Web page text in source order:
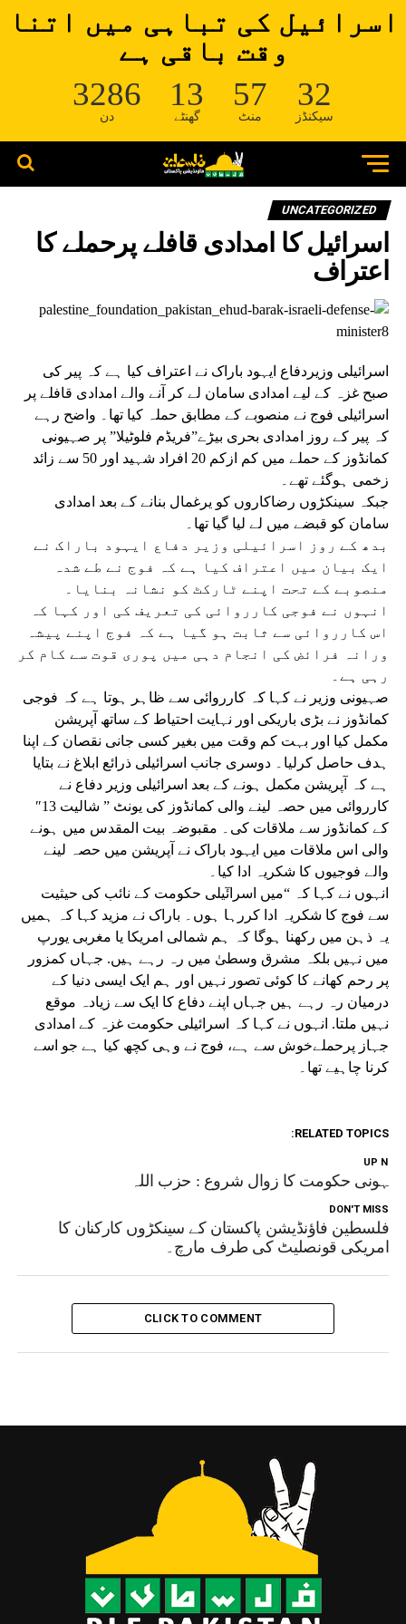
اسرائیل کی تباہی میں اتنا
وقت باقی ہے
3286
دن
13
گھنٹے
57
منٹ
32
سیکنڈز
UNCATEGORIZED
اسرائیل کا امدادی قافلے پرحملے کا
اعتراف
اسرائیلی وزیردفاع ایہود باراک نے اعتراف کیا ہے کہ پیر کی
صبح غزہ کے لیے امدادی سامان لے کر آنے والے امدادی قافلے پر
اسرائیلی فوج نے منصوبے کے مطابق حملہ کیا تھا۔ واضح رہے
کہ پیر کے روز امدادی بحری بیڑے”فریڈم فلوٹیلا” پر صہیونی
کمانڈوز کے حملے میں کم ازکم 20 افراد شہید اور 50 سے زائد
زخمی ہوگئے تھے۔
جبکہ سینکڑوں رضاکاروں کو یرغمال بنانے کے بعد امدادی
سامان کو قبضے میں لے لیا گیا تھا۔
بدھ کے روز اسرائیلی وزیر دفاع ایہود باراک نے
ایک بیان میں اعتراف کیا ہے کہ فوج نے طے شدہ
منصوبے کے تحت اپنے ٹارکٹ کو نشانہ بنایا۔
انہوں نے فوجی کارروائی کی تعریف کی اور کہا کہ
اس کارروائی سے ثابت ہو گیا ہے کہ فوج اپنے پیشہ
ورانہ فرائض کی انجام دہی میں پوری قوت سے کام کر
رہی ہے۔
صہیونی وزیر نے کہا کہ کارروائی سے ظاہر ہوتا ہے کہ فوجی
کمانڈوز نے بڑی باریکی اور نہایت احتیاط کے ساتھ آپریشن
مکمل کیا اور بہت کم وقت میں بغیر کسی جانی نقصان کے اپنا
ہدف حاصل کرلیا۔ دوسری جانب اسرائیلی ذرائع ابلاغ نے بتایا
ہے کہ آپریشن مکمل ہونے کے بعد اسرائیلی وزیر دفاع نے
کارروائی میں حصہ لینے والی کمانڈوز کی یونٹ ” شالیت 13″
کے کمانڈوز سے ملاقات کی۔ مقبوضہ بیت المقدس میں ہونے
والی اس ملاقات میں ایہود باراک نے آپریشن میں حصہ لینے
والے فوجیوں کا شکریہ ادا کیا۔
انہوں نے کہا کہ “میں اسرائٓیلی حکومت کے نائب کی حیثیت
سے فوج کا شکریہ ادا کررہا ہوں۔ باراک نے مزید کہا کہ ہمیں
یہ ذہن میں رکھنا ہوگا کہ ہم شمالی امریکا یا مغربی یورپ
میں نہیں بلکہ مشرق وسطیٰ میں رہ رہے ہیں. جہاں کمزور
پر رحم کھانے کا کوئی تصور نہیں اور ہم ایک ایسی دنیا کے
درمیان رہ رہے ہیں جہاں اپنے دفاع کا ایک سے زیادہ موقع
نہیں ملتا. انہوں نے کہا کہ اسرائیلی حکومت غزہ کے امدادی
جہاز پرحملےخوش سے ہے، فوج نے وہی کچھ کیا ہے جو اسے
کرنا چاہیے تھا۔
RELATED TOPICS:
UP
حکومت کا زوال شروع : حزب اللہ
DON'T MISS
فلسطین فاؤنڈیشن پاکستان کے سینکڑوں کارکنان کا
امریکی قونصلیٹ کی طرف مارچ۔
CLICK TO COMMENT